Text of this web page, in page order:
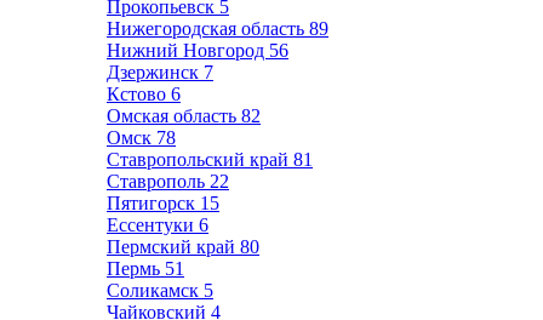
Прокопьевск 5
Нижегородская область 89
Нижний Новгород 56
Дзержинск 7
Кстово 6
Омская область 82
Омск 78
Ставропольский край 81
Ставрополь 22
Пятигорск 15
Ессентуки 6
Пермский край 80
Пермь 51
Соликамск 5
Чайковский 4